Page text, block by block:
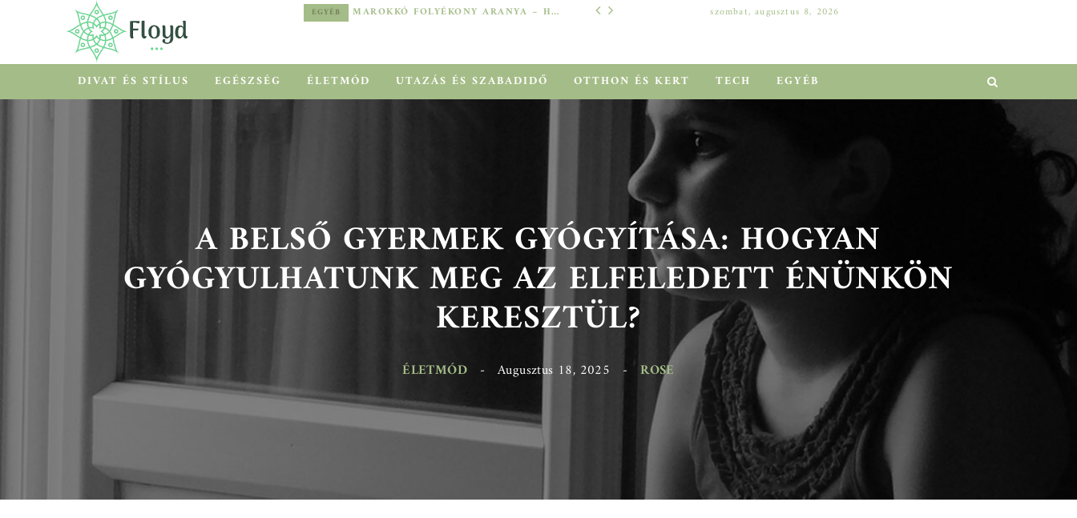
EGYÉB MAROKKÓ FOLYÉKONY ARANYA – HOGYAN SEGÍT AZ ARGÁNOLAJ A SZÁRAZ, MEGVISELT TINCSEKEN? szombat, augusztus 8, 2026
DIVAT ÉS STÍLUS EGÉSZSÉG ÉLETMÓD UTAZÁS ÉS SZABADIDŐ OTTHON ÉS KERT TECH EGYÉB
A BELSŐ GYERMEK GYÓGYÍTÁSA: HOGYAN
GYÓGYULHATUNK MEG AZ ELFELEDETT ÉNÜNKÖN
KERESZTÜL?
ÉLETMÓD Augusztus 18, 2025 - ROSE